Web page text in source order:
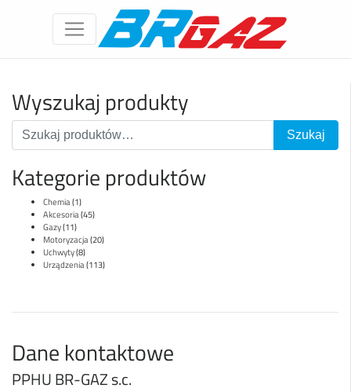
Wyszukaj produkty
Kategorie produktów
Chemia(1)
Akcesoria(45)
Gazy(11)
Motoryzacja(20)
Uchwyty(8)
Urządzenia(113)
Dane kontaktowe
PPHU BR-GAZ s.c.